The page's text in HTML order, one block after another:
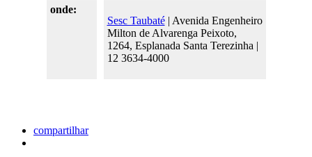
onde:
Sesc Taubaté| Avenida Engenheiro
Milton de Alvarenga Peixoto,
1264, Esplanada Santa Terezinha |
12 3634-4000
compartilhar